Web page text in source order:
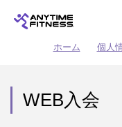
ホーム 個人
WEB入会